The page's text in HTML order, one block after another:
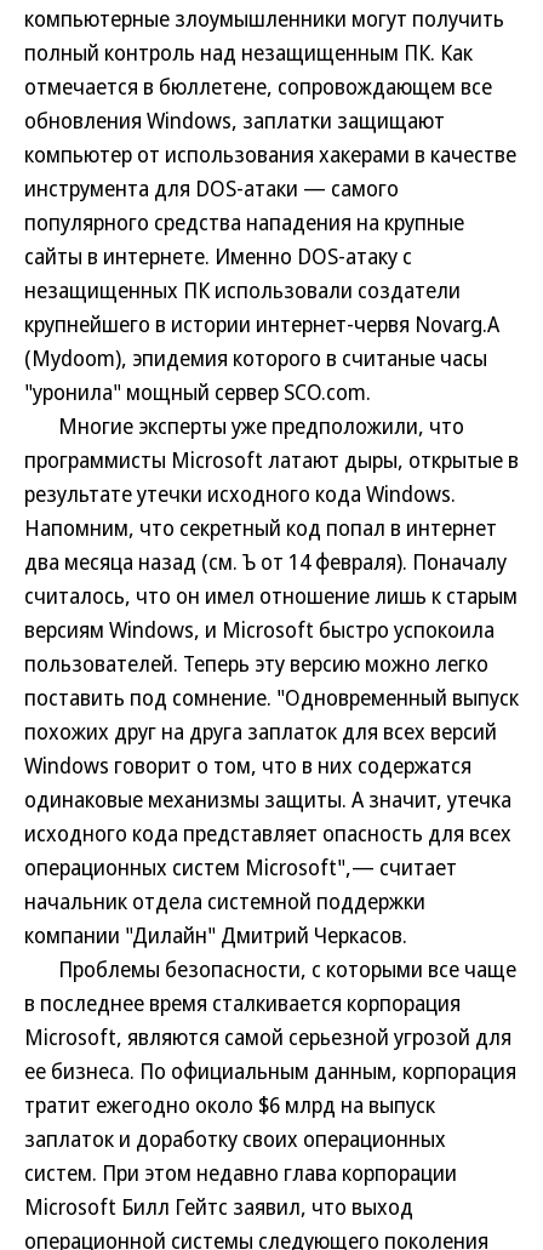
компьютерные злоумышленники могут получить
полный контроль над незащищенным ПК. Как
отмечается в бюллетене, сопровождающем все
обновления Windows, заплатки защищают
компьютер от использования хакерами в качестве
инструмента для DOS-атаки — самого
популярного средства нападения на крупные
сайты в интернете. Именно DOS-атаку с
незащищенных ПК использовали создатели
крупнейшего в истории интернет-червя Novarg.A
(Mydoom), эпидемия которого в считаные часы
"уронила" мощный сервер SCO.com.
Многие эксперты уже предположили, что
программисты Microsoft латают дыры, открытые в
результате утечки исходного кода Windows.
Напомним, что секретный код попал в интернет
два месяца назад (см. Ъ от 14 февраля). Поначалу
считалось, что он имел отношение лишь к старым
версиям Windows, и Microsoft быстро успокоила
пользователей. Теперь эту версию можно легко
поставить под сомнение. "Одновременный выпуск
похожих друг на друга заплаток для всех версий
Windows говорит о том, что в них содержатся
одинаковые механизмы защиты. А значит, утечка
исходного кода представляет опасность для всех
операционных систем Microsoft",— считает
начальник отдела системной поддержки
компании "Дилайн" Дмитрий Черкасов.
Проблемы безопасности, с которыми все чаще
в последнее время сталкивается корпорация
Microsoft, являются самой серьезной угрозой для
ее бизнеса. По официальным данным, корпорация
тратит ежегодно около $6 млрд на выпуск
заплаток и доработку своих операционных
систем. При этом недавно глава корпорации
Microsoft Билл Гейтс заявил, что выход
операционной системы следующего поколения